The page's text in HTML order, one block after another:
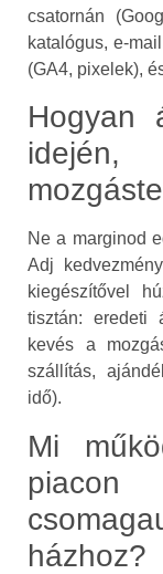
csatornán
katalógus,
(GA4, pixelek),
Hogyan
Ne a marginod
Adj
kiegészítővel
tisztán: eredeti
kevés a
szállítás,
idő).
Mi
házhoz?